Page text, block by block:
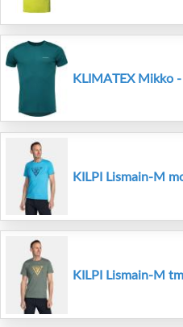
KLIMATEX Mikko
KILPI Lismain-M
KILPI Lismain-M